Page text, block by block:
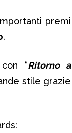
premi
.
con “Ritorno a
stile grazie